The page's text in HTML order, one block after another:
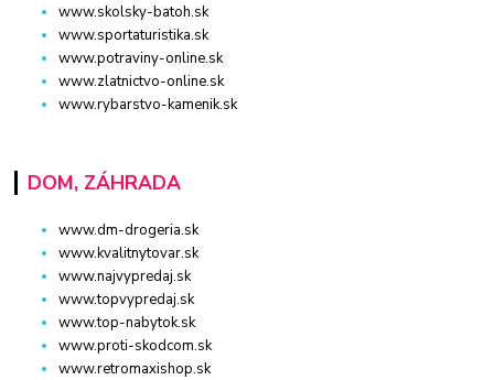
www.skolsky-batoh.sk
www.sportaturistika.sk
www.potraviny-online.sk
www.zlatnictvo-online.sk
www.rybarstvo-kamenik.sk
DOM, ZÁHRADA
www.dm-drogeria.sk
www.kvalitnytovar.sk
www.najvypredaj.sk
www.topvypredaj.sk
www.top-nabytok.sk
www.proti-skodcom.sk
www.retromaxishop.sk